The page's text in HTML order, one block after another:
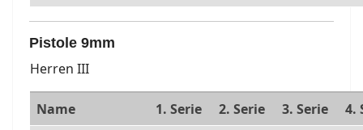
Pistole 9mm
Herren III
Name 1. Serie 2. Serie 3. Serie
4.